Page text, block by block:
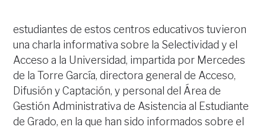
estudiantes de estos centros educativos tuvieron
una charla informativa sobre la Selectividad y el
Acceso a la Universidad, impartida por Mercedes
de la Torre García, directora general de Acceso,
Difusión y Captación, y personal del Área de
Gestión Administrativa de Asistencia al Estudiante
de Grado, en la que han sido informados sobre el